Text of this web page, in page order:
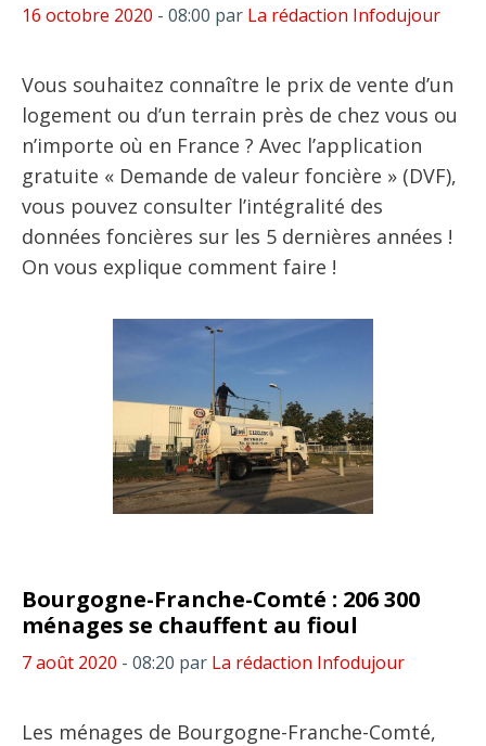
16 octobre 2020 - 08:00 par La rédaction Infodujour
Vous souhaitez connaître le prix de vente d’un
logement ou d’un terrain près de chez vous ou
n’importe où en France ? Avec l’application
gratuite « Demande de valeur foncière » (DVF),
vous pouvez consulter l’intégralité des
données foncières sur les 5 dernières années !
On vous explique comment faire !
Bourgogne-Franche-Comté : 206 300
ménages se chauffent au fioul
7 août 2020 - 08:20 par La rédaction Infodujour
Les ménages de Bourgogne-Franche-Comté,